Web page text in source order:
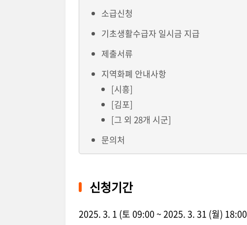
소급신청
기초생활수급자 일시금 지급
제출서류
지역화폐 안내사항
[시흥]
[김포]
[그 외 28개 시군]
문의처
신청기간
2025. 3. 1 (토 09:00 ~ 2025. 3. 31 (월) 18:00